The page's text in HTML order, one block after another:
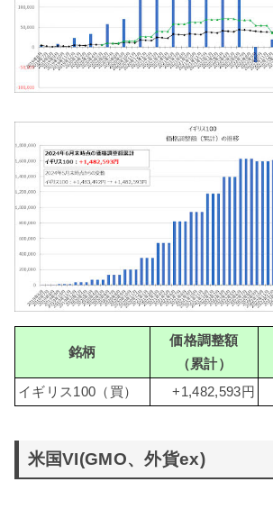
銘柄
価格調整額
（累計）
イギリス100（買）
+1,482,593円
米国VI(GMO、外貨ex)